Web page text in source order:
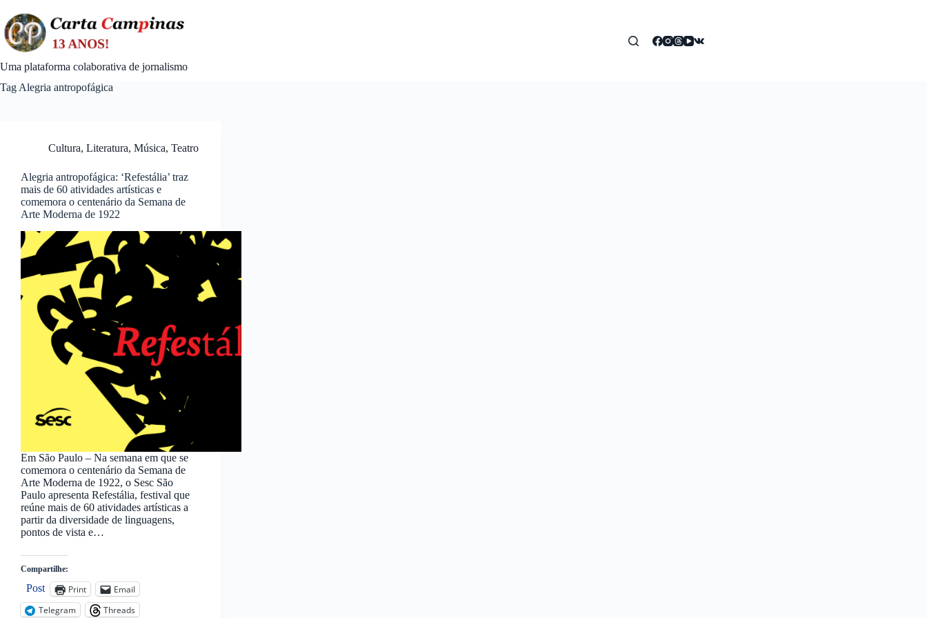
content
Uma plataforma colaborativa de jornalismo
Tag Alegria antropofágica
Cultura, Literatura, Música, Teatro
Alegria antropofágica: ‘Refestália’ traz
mais de 60 atividades artísticas e
comemora o centenário da Semana de
Arte Moderna de 1922
Em São Paulo – Na semana em que se
comemora o centenário da Semana de
Arte Moderna de 1922, o Sesc São
Paulo apresenta Refestália, festival que
reúne mais de 60 atividades artísticas a
partir da diversidade de linguagens,
pontos de vista e…
Compartilhe:
Post Print
Email
Telegram
Threads